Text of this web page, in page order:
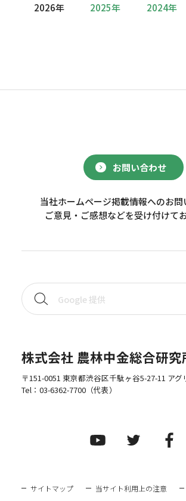
2026年 2025年 2024年
お問い合わせ
当社ホームページ掲載情報へのお問
ご意見・ご感想などを受け付けて
株式会社 農林中金総合研究
〒151-0051 東京都渋谷区千駄ヶ谷5-27-11 ア
Tel： 03-6362-7700（代表）
サイトマップ 当サイト利用上の注意